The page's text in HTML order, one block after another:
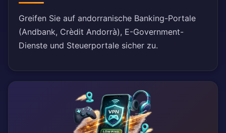
Greifen Sie auf andorranische Banking-Portale
(Andbank, Crèdit Andorrà), E-Government-
Dienste und Steuerportale sicher zu.